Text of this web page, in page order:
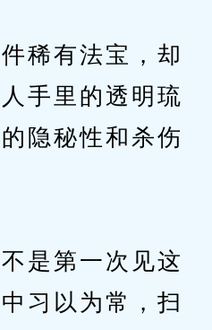
有法宝，却
手里的透明琉
隐秘性和杀伤
第一次见这
习以为常，扫